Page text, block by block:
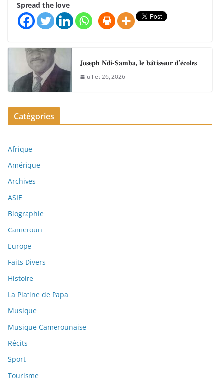
Spread the love
𝐉𝐨𝐬𝐞𝐩𝐡 𝐍𝐝𝐢-𝐒𝐚𝐦𝐛𝐚, 𝐥𝐞 𝐛𝐚̂𝐭𝐢𝐬𝐬𝐞𝐮𝐫 𝐝’𝐞́𝐜𝐨𝐥𝐞𝐬
juillet 26, 2026
Catégories
Afrique
Amérique
Archives
ASIE
Biographie
Cameroun
Europe
Faits Divers
Histoire
La Platine de Papa
Musique
Musique Camerounaise
Récits
Sport
Tourisme